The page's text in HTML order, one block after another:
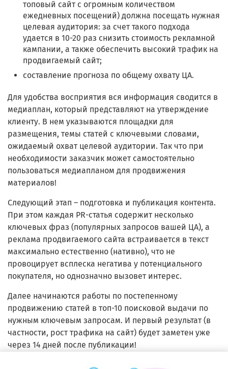
топовый сайт с огромным количеством
ежедневных посещений) должна посещать нужная
целевая аудитория: за счет такого подхода
удается в 10-20 раз снизить стоимость рекламной
кампании, а также обеспечить высокий трафик на
продвигаемый сайт;
составление прогноза по общему охвату ЦА.
Для удобства восприятия вся информация сводится в
медиаплан, который представляют на утверждение
клиенту. В нем указываются площадки для
размещения, темы статей с ключевыми словами,
ожидаемый охват целевой аудитории. Так что при
необходимости заказчик может самостоятельно
пользоваться медиапланом для продвижения
материалов!
Следующий этап – подготовка и публикация контента.
При этом каждая PR-статья содержит несколько
ключевых фраз (популярных запросов вашей ЦА), а
реклама продвигаемого сайта встраивается в текст
максимально естественно (нативно), что не
провоцирует всплеска негатива у потенциального
покупателя, но однозначно вызовет интерес.
Далее начинаются работы по постепенному
продвижению статей в топ-10 поисковой выдачи по
нужным ключевым запросам. И первый результат (в
частности, рост трафика на сайт) будет заметен уже
через 14 дней после публикации!